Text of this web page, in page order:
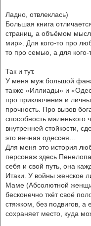
Ладно, отвлеклась)
Большая книга
страниц, а объёмом
мир». Для кого-то про
то про семью, а для
Так и тут.
У меня муж большой
также «Иллиады» и
про приключения и
прочность. Про вызов
способность маленького
внутренней стойкости,
это вечная одессея…
Для меня это история
персонаж здесь
себя и свой путь, она
Итаки. У войны женское
Маме (Абсолютной
бесконечно ткёт своё
стяжком, без подвигов,
сохраняет место, куда